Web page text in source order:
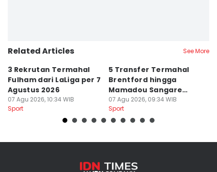
Related Articles See More
3 Rekrutan Termahal
Fulham dari LaLiga per 7
Agustus 2026
07 Agu 2026, 10:34 WIB
Sport
5 Transfer Termahal
Brentford hingga
Mamadou Sangare
Pecahkan Rekor
07 Agu 2026, 09:34 WIB
Sport